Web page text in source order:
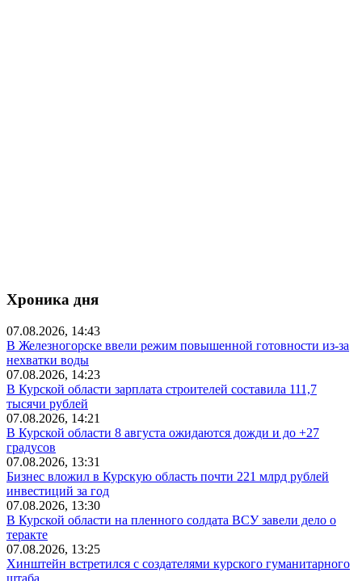
Хроника дня
07.08.2026, 14:43
В Железногорске ввели режим повышенной готовности из-за
нехватки воды
07.08.2026, 14:23
В Курской области зарплата строителей составила 111,7
тысячи рублей
07.08.2026, 14:21
В Курской области 8 августа ожидаются дожди и до +27
градусов
07.08.2026, 13:31
Бизнес вложил в Курскую область почти 221 млрд рублей
инвестиций за год
07.08.2026, 13:30
В Курской области на пленного солдата ВСУ завели дело о
теракте
07.08.2026, 13:25
Хинштейн встретился с создателями курского гуманитарного
штаба